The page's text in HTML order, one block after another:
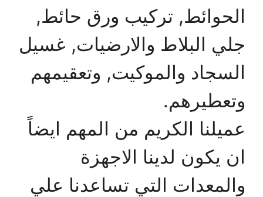
الحوائط, تركيب ورق حائط,
جلي البلاط والارضيات, غسيل
السجاد والموكيت, وتعقيمهم
وتعطيرهم.
عميلنا الكريم من المهم ايضاً
ان يكون لدينا الاجهزة
والمعدات التي تساعدنا علي